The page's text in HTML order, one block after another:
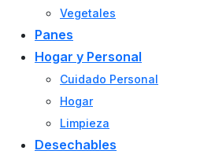
Vegetales
Panes
Hogar y Personal
Cuidado Personal
Hogar
Limpieza
Desechables